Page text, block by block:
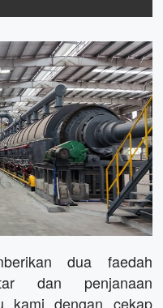
dua faedah
dan penjanaan
kami dengan cekap